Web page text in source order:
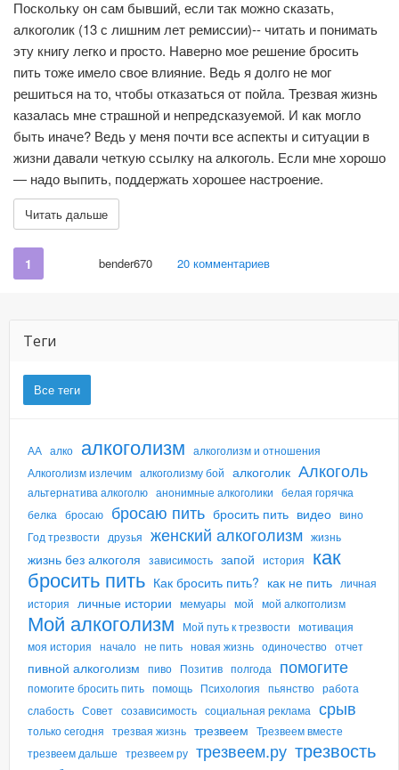
Поскольку он сам бывший, если так можно сказать,
алкоголик (13 с лишним лет ремиссии)-- читать и понимать
эту книгу легко и просто. Наверно мое решение бросить
пить тоже имело свое влияние. Ведь я долго не мог
решиться на то, чтобы отказаться от пойла. Трезвая жизнь
казалась мне страшной и непредсказуемой. И как могло
быть иначе? Ведь у меня почти все аспекты и ситуации в
жизни давали четкую ссылку на алкоголь. Если мне хорошо
— надо выпить, поддержать хорошее настроение.
Читать дальше
1 bender670 20 комментариев
Теги
Все теги
АА алко алкоголизм алкоголизм и отношения
Алкоголизм излечим алкоголизму бой алкоголик Алкоголь
альтернатива алкоголю анонимные алкоголики белая горячка
белка бросаю бросаю пить бросить пить видео вино
Год трезвости
друзья женский алкоголизм жизнь
жизнь без алкоголя зависимость запой история
как
бросить пить Как бросить пить? как не пить личная
история личные истории мемуары мой мой алкогголизм
Мой алкоголизм Мой путь к трезвости мотивация
моя история начало не пить новая жизнь одиночество отчет
пивной алкоголизм пиво Позитив полгода помогите
помогите бросить пить помощь Психология пьянство работа
слабость Совет созависимость социальная реклама срыв
только сегодня трезвая жизнь трезвеем Трезвеем вместе
трезвеем дальше трезвеем ру трезвеем.ру трезвость